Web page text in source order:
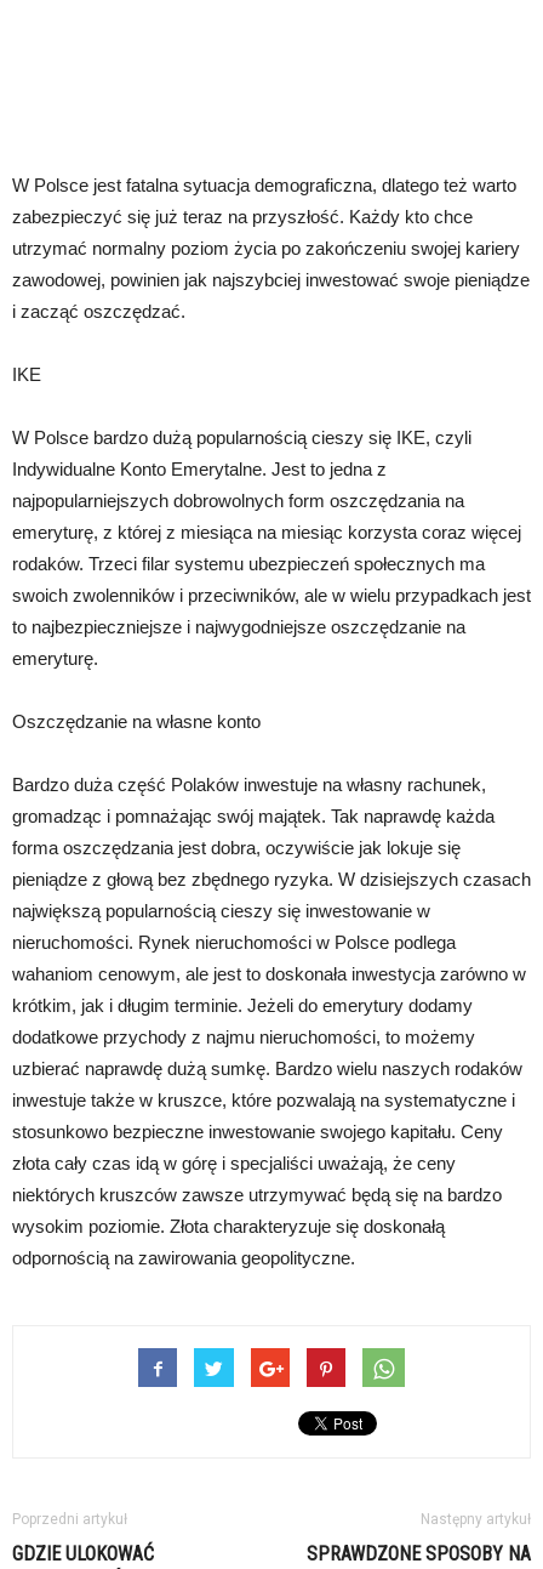
W Polsce jest fatalna sytuacja demograficzna, dlatego też warto
zabezpieczyć się już teraz na przyszłość. Każdy kto chce
utrzymać normalny poziom życia po zakończeniu swojej kariery
zawodowej, powinien jak najszybciej inwestować swoje pieniądze
i zacząć oszczędzać.
IKE
W Polsce bardzo dużą popularnością cieszy się IKE, czyli
Indywidualne Konto Emerytalne. Jest to jedna z
najpopularniejszych dobrowolnych form oszczędzania na
emeryturę, z której z miesiąca na miesiąc korzysta coraz więcej
rodaków. Trzeci filar systemu ubezpieczeń społecznych ma
swoich zwolenników i przeciwników, ale w wielu przypadkach jest
to najbezpieczniejsze i najwygodniejsze oszczędzanie na
emeryturę.
Oszczędzanie na własne konto
Bardzo duża część Polaków inwestuje na własny rachunek,
gromadząc i pomnażając swój majątek. Tak naprawdę każda
forma oszczędzania jest dobra, oczywiście jak lokuje się
pieniądze z głową bez zbędnego ryzyka. W dzisiejszych czasach
największą popularnością cieszy się inwestowanie w
nieruchomości. Rynek nieruchomości w Polsce podlega
wahaniom cenowym, ale jest to doskonała inwestycja zarówno w
krótkim, jak i długim terminie. Jeżeli do emerytury dodamy
dodatkowe przychody z najmu nieruchomości, to możemy
uzbierać naprawdę dużą sumkę. Bardzo wielu naszych rodaków
inwestuje także w kruszce, które pozwalają na systematyczne i
stosunkowo bezpieczne inwestowanie swojego kapitału. Ceny
złota cały czas idą w górę i specjaliści uważają, że ceny
niektórych kruszców zawsze utrzymywać będą się na bardzo
wysokim poziomie. Złota charakteryzuje się doskonałą
odpornością na zawirowania geopolityczne.
Poprzedni artykuł
GDZIE ULOKOWAĆ
Następny artykuł
SPRAWDZONE SPOSOBY NA